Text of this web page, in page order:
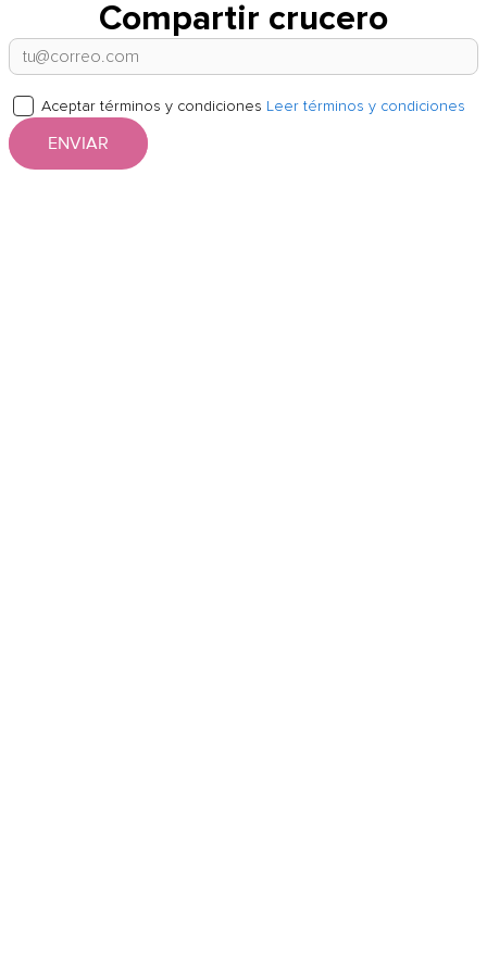
Compartir crucero
Aceptar términos y condiciones Leer términos y condiciones
ENVIAR